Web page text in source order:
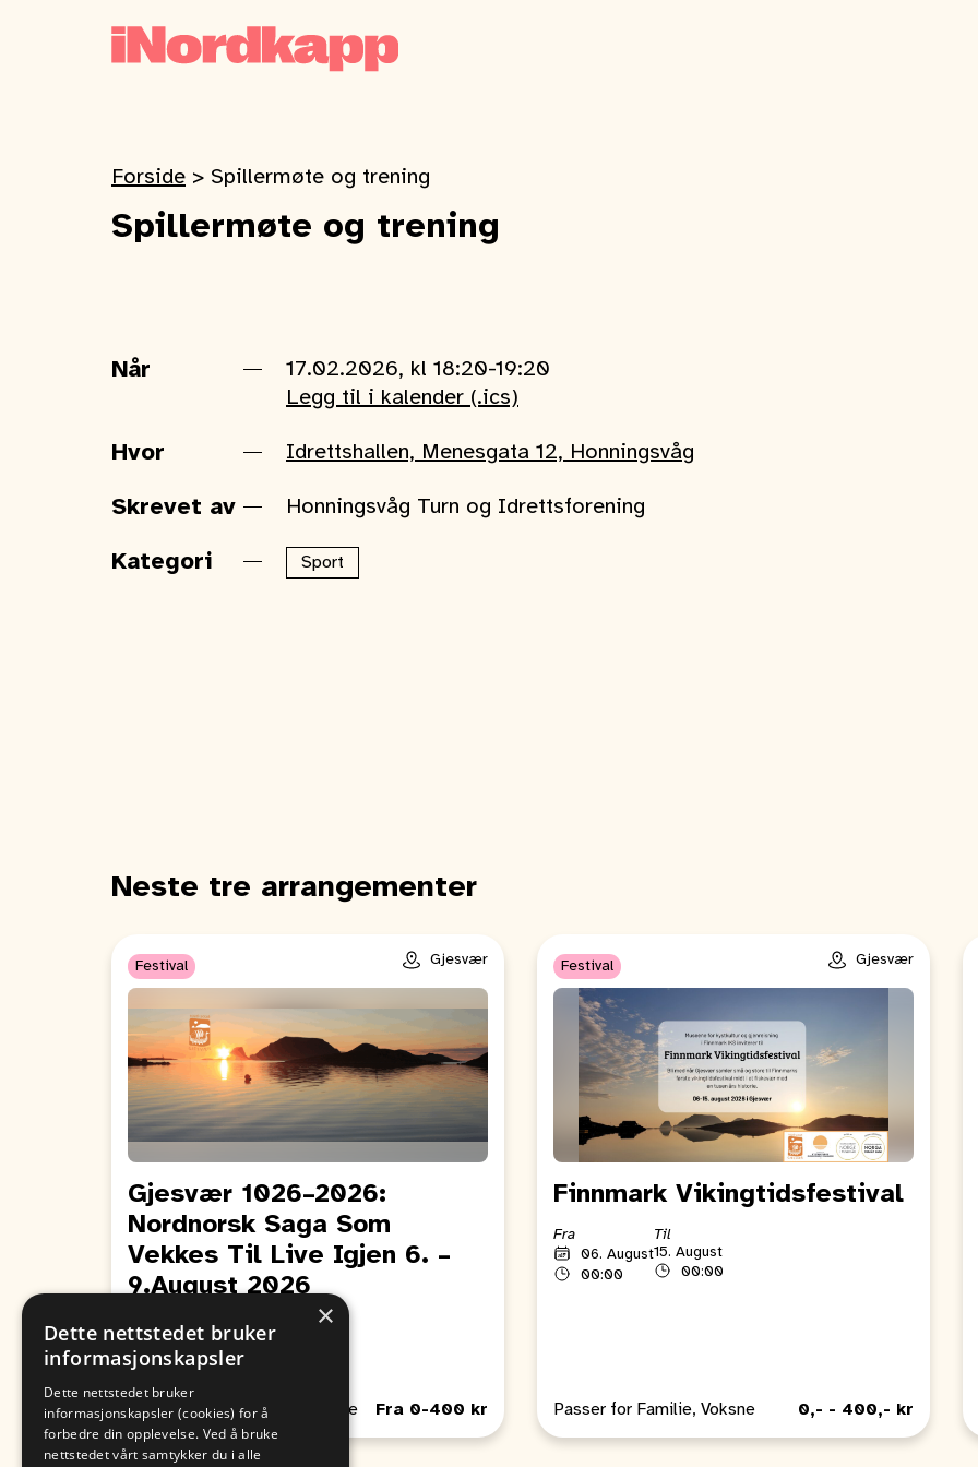
Forside > Spillermøte og trening
Spillermøte og trening
Når
17.02.2026, kl 18:20-19:20
Legg til i kalender (.ics)
Hvor Idrettshallen, Menesgata 12, Honningsvåg
Skrevet av Honningsvåg Turn og Idrettsforening
Kategori Sport
Neste tre arrangementer
Festival Gjesvær
Gjesvær 1026–2026:
Nordnorsk Saga Som
Vekkes Til Live Igjen 6. –
9.August 2026
Fra
00:00
Til
09. August
Passer for Barn, Unge, Voksne Fra 0-400 kr
Festival Gjesvær
Finnmark Vikingtidsfestival
Fra
06. August
00:00
Til
15. August
00:00
Passer for Familie, Voksne 0,- - 400,- kr
×
Dette nettstedet bruker
informasjonskapsler
Dette nettstedet bruker
informasjonskapsler (cookies) for å
forbedre din opplevelse. Ved å bruke
nettstedet vårt samtykker du i alle